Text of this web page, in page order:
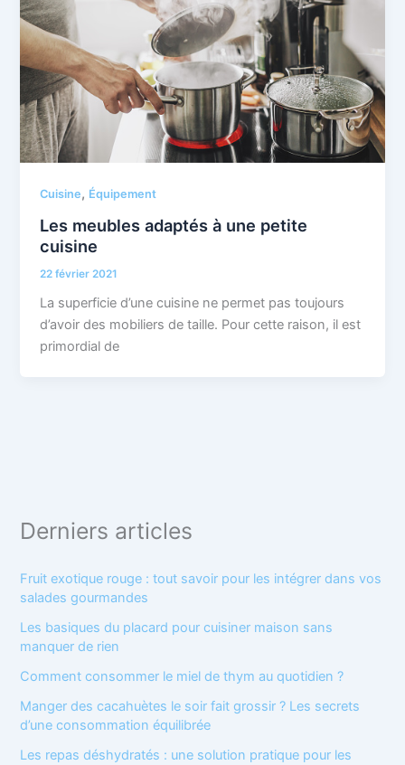
Cuisine, Équipement
Les meubles adaptés à une petite
cuisine
22 février 2021
La superficie d’une cuisine ne permet pas toujours
d’avoir des mobiliers de taille. Pour cette raison, il est
primordial de
Derniers articles
Fruit exotique rouge : tout savoir pour les intégrer dans vos
salades gourmandes
Les basiques du placard pour cuisiner maison sans
manquer de rien
Comment consommer le miel de thym au quotidien ?
Manger des cacahuètes le soir fait grossir ? Les secrets
d’une consommation équilibrée
Les repas déshydratés : une solution pratique pour les